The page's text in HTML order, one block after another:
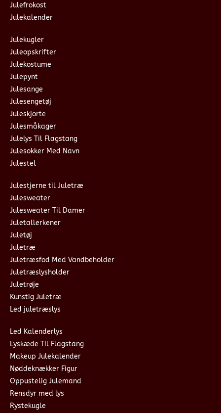
Julefrokost
Julekalender
Julekugler
Juleopskrifter
Julekostume
Julepynt
Julesange
Julesengetøj
Juleskjorte
Julesmåkager
Julelys Til Flagstang
Julesokker Med Navn
Julestel
Julestjerne til Juletræ
Julesweater
Julesweater Til Damer
Juletallerkener
Juletøj
Juletræ
Juletræsfod Med Vandbeholder
Juletræslysholder
Juletrøje
Kunstig Juletræ
Led juletræslys
Led Kalenderlys
Lyskæde Til Flagstang
Makeup Julekalender
Nøddeknækker Figur
Oppustelig Julemand
Rensdyr med lys
Rystekugle